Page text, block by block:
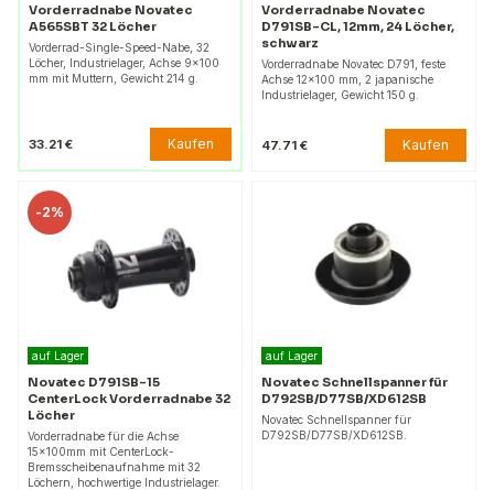
Vorderradnabe Novatec
A565SBT 32 Löcher
Vorderrad-Single-Speed-Nabe, 32
Löcher, Industrielager, Achse 9x100
mm mit Muttern, Gewicht 214 g.
33.21 € Kaufen
Vorderradnabe Novatec
D791SB-CL, 12mm, 24 Löcher,
schwarz
Vorderradnabe Novatec D791, feste
Achse 12x100 mm, 2 japanische
Industrielager, Gewicht 150 g.
47.71 € Kaufen
-2%
auf Lager
Novatec D791SB-15
CenterLock Vorderradnabe 32
Löcher
Vorderradnabe für die Achse
15x100mm mit CenterLock-
Bremsscheibenaufnahme mit 32
Löchern, hochwertige Industrielager.
auf Lager
Novatec Schnellspanner für
D792SB/D77SB/XD612SB
Novatec Schnellspanner für
D792SB/D77SB/XD612SB.